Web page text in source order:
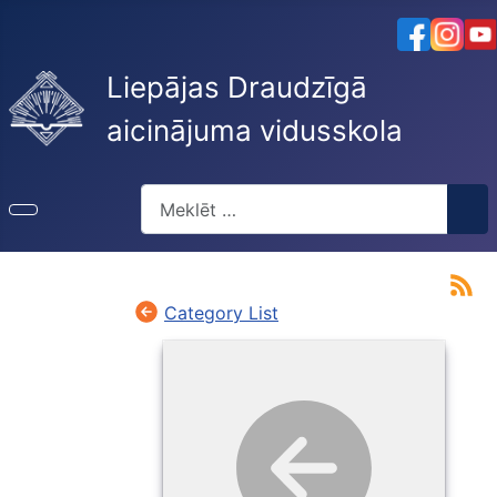
Liepājas Draudzīgā
aicinājuma vidusskola
Category List